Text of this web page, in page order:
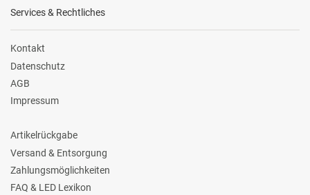
Services & Rechtliches
Kontakt
Datenschutz
AGB
Impressum
Artikelrückgabe
Versand & Entsorgung
Zahlungsmöglichkeiten
FAQ & LED Lexikon